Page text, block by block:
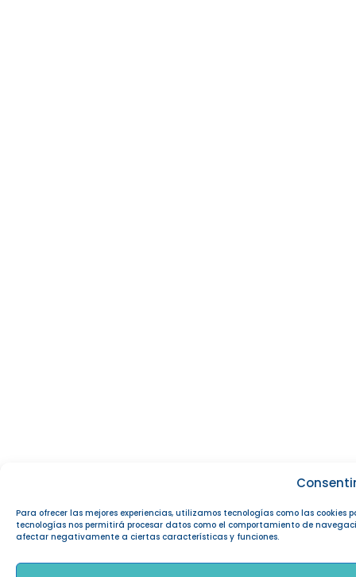
Para ofrecer las mejores experiencias, utilizamos tecnologías como las
tecnologías nos permitirá procesar datos como el comportamiento de
afectar negativamente a ciertas características y funciones.